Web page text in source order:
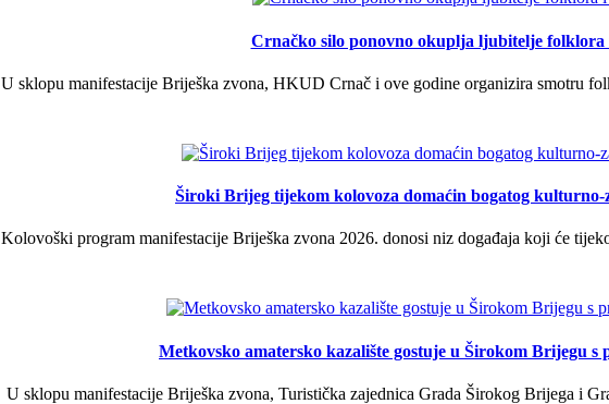
Crnačko silo ponovno okuplja ljubitelje
U sklopu manifestacije Briješka zvona, HKUD Crnač i ove godine organizira smotru
Široki Brijeg tijekom kolovoza domaćin bogatog kulturno-
Kolovoški program manifestacije Briješka zvona 2026. donosi niz događaja koji će
Metkovsko amatersko kazalište gostuje u Širokom Brijegu s
U sklopu manifestacije Briješka zvona, Turistička zajednica Grada Širokog Brijega i